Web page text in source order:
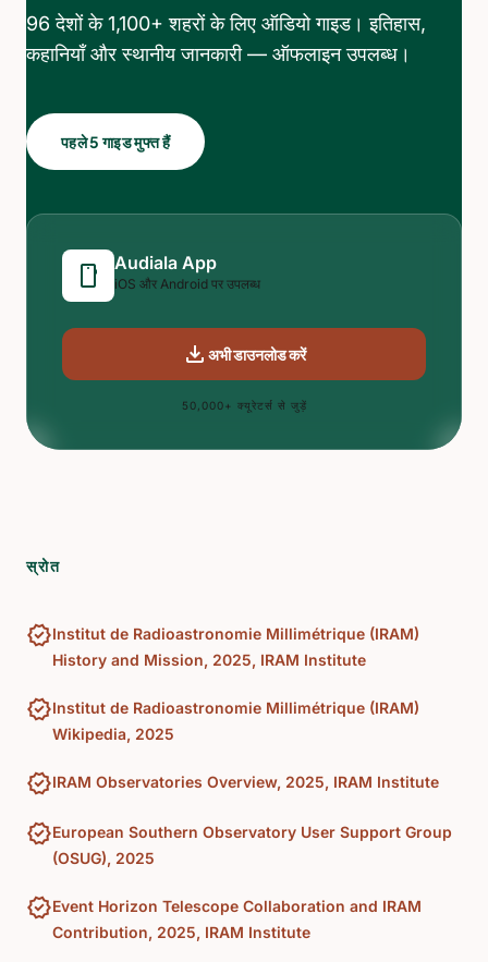
96 देशों के 1,100+ शहरों के लिए ऑडियो गाइड। इतिहास,
कहानियाँ और स्थानीय जानकारी — ऑफलाइन उपलब्ध।
पहले 5 गाइड मुफ्त हैं
smartphone Audiala App
iOS और Android पर उपलब्ध
download अभी डाउनलोड करें
50,000+ क्यूरेटर्स से जुड़ें
स्रोत
verifiedInstitut de Radioastronomie Millimétrique (IRAM)
History and Mission, 2025, IRAM Institute
verifiedInstitut de Radioastronomie Millimétrique (IRAM)
Wikipedia, 2025
verifiedIRAM Observatories Overview, 2025, IRAM Institute
verifiedEuropean Southern Observatory User Support Group
(OSUG), 2025
verifiedEvent Horizon Telescope Collaboration and IRAM
Contribution, 2025, IRAM Institute